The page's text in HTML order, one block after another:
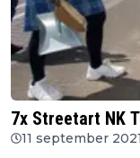
7x Streetart NK
11 september 2021